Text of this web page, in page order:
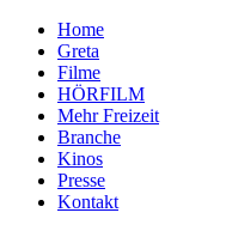
Home
Greta
Filme
HÖRFILM
Mehr Freizeit
Branche
Kinos
Presse
Kontakt